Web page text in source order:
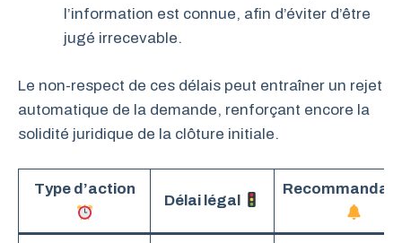
l’information est connue, afin d’éviter d’être
jugé irrecevable.
Le non-respect de ces délais peut entraîner un rejet
automatique de la demande, renforçant encore la
solidité juridique de la clôture initiale.
Type d’action
Délai légal